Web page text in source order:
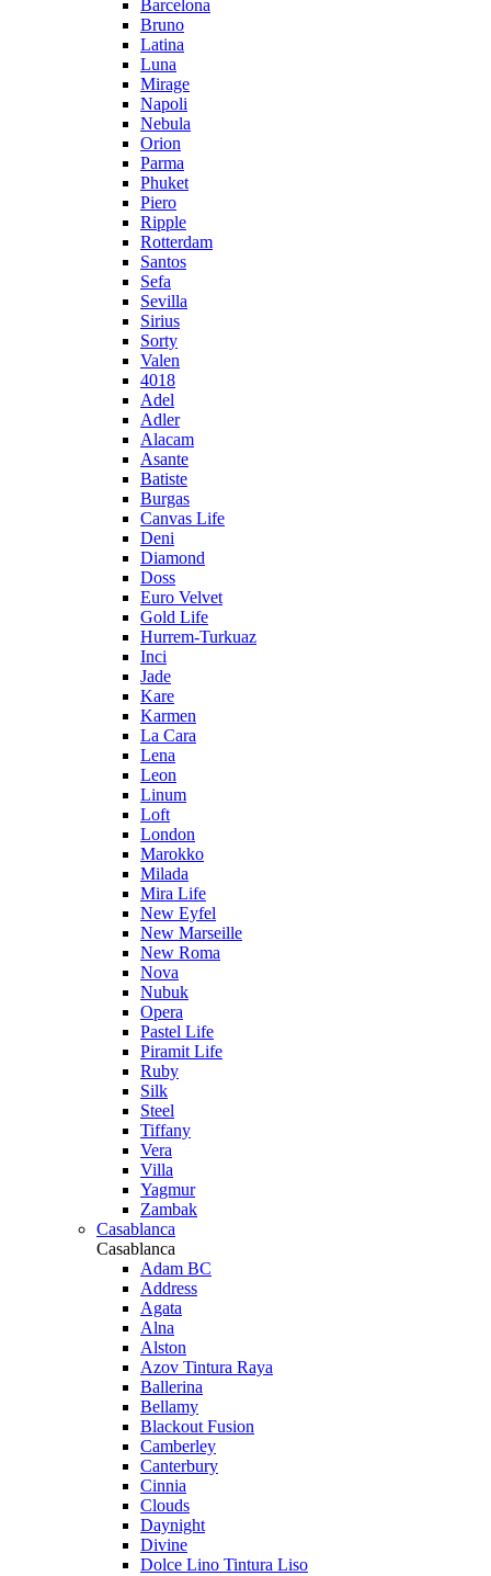
Barcelona
Bruno
Latina
Luna
Mirage
Napoli
Nebula
Orion
Parma
Phuket
Piero
Ripple
Rotterdam
Santos
Sefa
Sevilla
Sirius
Sorty
Valen
4018
Adel
Adler
Alacam
Asante
Batiste
Burgas
Canvas Life
Deni
Diamond
Doss
Euro Velvet
Gold Life
Hurrem-Turkuaz
Inci
Jade
Kare
Karmen
La Cara
Lena
Leon
Linum
Loft
London
Marokko
Milada
Mira Life
New Eyfel
New Marseille
New Roma
Nova
Nubuk
Opera
Pastel Life
Piramit Life
Ruby
Silk
Steel
Tiffany
Vera
Villa
Yagmur
Zambak
Casablanca
Casablanca
Adam BC
Address
Agata
Alna
Alston
Azov Tintura Raya
Ballerina
Bellamy
Blackout Fusion
Camberley
Canterbury
Cinnia
Clouds
Daynight
Divine
Dolce Lino Tintura Liso